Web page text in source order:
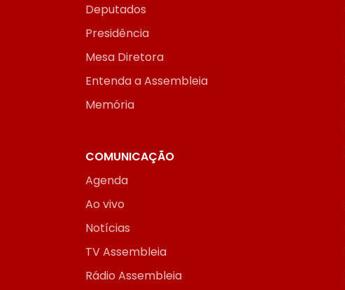
Deputados
Presidência
Mesa Diretora
Entenda a Assembleia
Memória
COMUNICAÇÃO
Agenda
Ao vivo
Notícias
TV Assembleia
Rádio Assembleia